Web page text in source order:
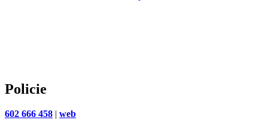
Policie
602 666 458 | web